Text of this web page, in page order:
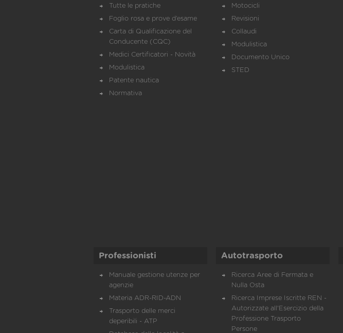
Tutte le pratiche
Foglio rosa e prove d’esame
Carta di Qualificazione del
Conducente (CQC)
Medici Certificatori - Novità
Modulistica
Patente nautica
Normativa
Motocicli
Revisioni
Collaudi
Modulistica
Documento Unico
STED
Professionisti
Manuale gestione utenze per
agenzie
Materia ADR-RID-ADN
Trasporto delle merci
deperibili - ATP
Autotrasporto
Ricerca Aree di Fermata e
Nulla Osta
Ricerca Imprese Iscritte REN -
Autorizzate all'Esercizio della
Professione Trasporto
Persone